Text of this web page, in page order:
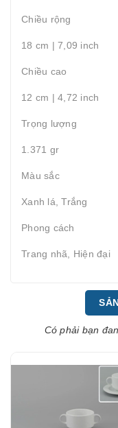
Chiều rộng
18 cm | 7,09 inch
Chiều cao
12 cm | 4,72 inch
Trọng lượng
1.371 gr
Màu sắc
Xanh lá, Trắng
Phong cách
Trang nhã, Hiện đại
Có phải bạn